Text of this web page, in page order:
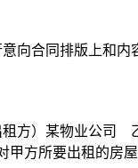
向合同排版上和
方）某物业公司
方所要出租的房